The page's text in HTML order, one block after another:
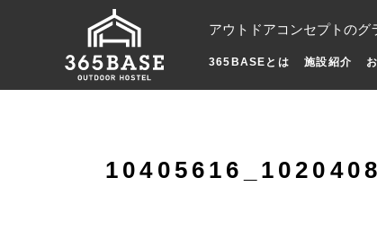
アウトドアコンセプトの
365BASEとは 施設紹介